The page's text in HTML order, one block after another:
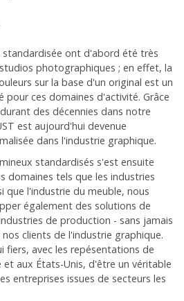
standardisée ont d'abord été très
photographiques ; en effet, la
sur la base d'un original est un
pour ces domaines d'activité. Grâce
des décennies dans notre
est aujourd'hui devenue
dans l'industrie graphique.
standardisés s'est ensuite
domaines tels que les industries
l'industrie du meuble, nous
également des solutions de
de production - sans jamais
clients de l'industrie graphique.
fiers, avec les repésentations de
et aux États-Unis, d'être un véritable
entreprises issues de secteurs les